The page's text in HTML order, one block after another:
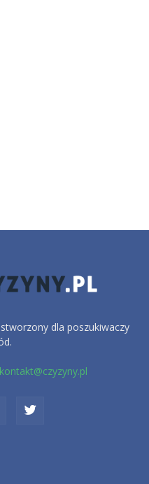
dla poszukiwaczy
kontakt@czyzyny.pl